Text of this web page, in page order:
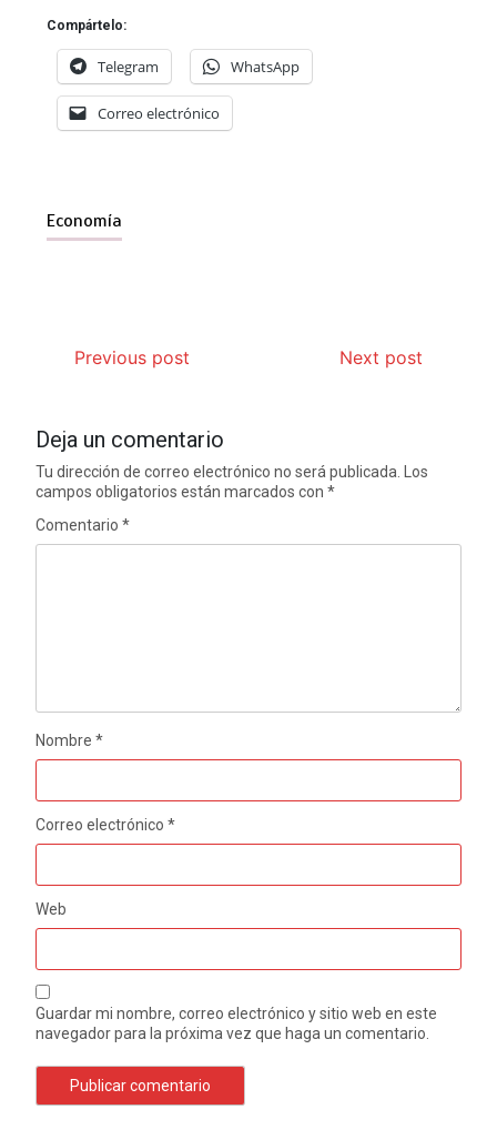
Compártelo:
Telegram WhatsApp
Correo electrónico
Economía
Previous post Next post
Deja un comentario
Tu dirección de correo electrónico no será publicada.
Los
campos obligatorios están marcados con*
Comentario*
Nombre*
Correo electrónico*
Web
Guardar mi nombre, correo electrónico y sitio web en este
navegador para la próxima vez que haga un comentario.